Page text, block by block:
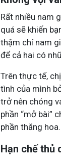
Rất nhiều nam
quá sẽ khiến
thậm chí nam
để cả hai có
Trên thực tế,
tình của mình
trở nên chóng
phần “mở bài”
phần thăng hoa.
Hạn chế thủ